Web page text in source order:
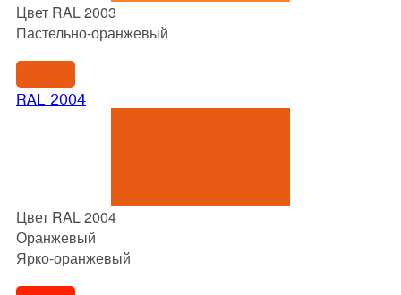
Цвет RAL 2003
Пастельно-оранжевый
RAL 2004
Цвет RAL 2004
Оранжевый
Ярко-оранжевый